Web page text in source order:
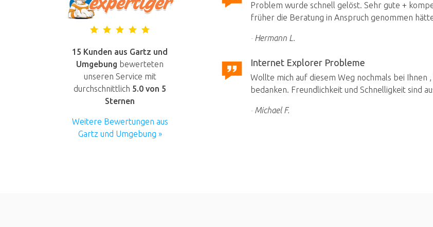
15 Kunden aus Gartz und
Umgebung bewerteten
unseren Service mit
durchschnittlich 5.0 von 5
Sternen
Weitere Bewertungen aus
Gartz und Umgebung »
Problem wurde schnell gelöst. Sehr gute +
früher die Beratung in Anspruch genommen
Hermann L.
Internet Explorer Probleme
Wollte mich auf diesem Weg nochmals bei
bedanken. Freundlichkeit und Schnelligkeit sind
Michael F.